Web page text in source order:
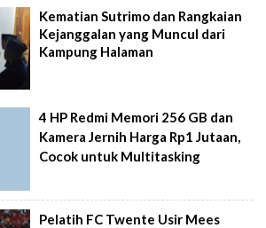
Kematian Sutrimo dan Rangkaian
Kejanggalan yang Muncul dari
Kampung Halaman
4 HP Redmi Memori 256 GB dan
Kamera Jernih Harga Rp1 Jutaan,
Cocok untuk Multitasking
Pelatih FC Twente Usir Mees